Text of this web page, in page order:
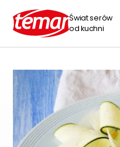
Świat serów
od kuchni